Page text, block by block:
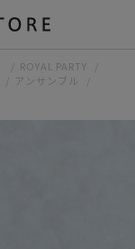
ROYAL PARTY
アンサンブル